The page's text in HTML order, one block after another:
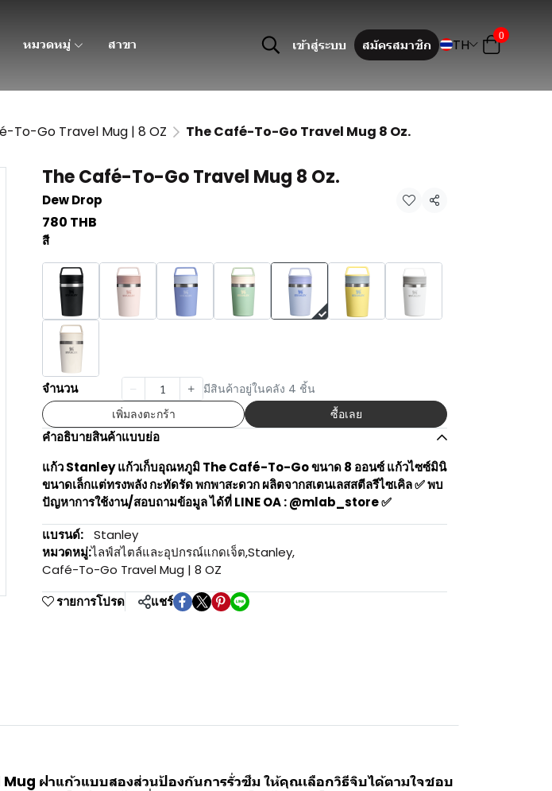
หมวดหมู่ สาขา เข้าสู่ระบบ สมัครสมาชิก TH
0
To-Go Travel Mug | 8 OZ The Café-To-Go Travel Mug 8 Oz.
The Café-To-Go Travel Mug 8 Oz.
Dew Drop แชร์
780 THB
สี
จำนวน
มีสินค้าอยู่ในคลัง 4 ชิ้น
เพิ่มลงตะกร้า
ซื้อเลย
คำอธิบายสินค้าแบบย่อ
แก้ว Stanley แก้วเก็บอุณหภูมิ The Café-To-Go ขนาด 8 ออนซ์ แก้วไซซ์มินิ
ขนาดเล็กแต่ทรงพลัง กะทัดรัด พกพาสะดวก ผลิตจากสเตนเลสสตีลรีไซเคิล ✅ พบ
ปัญหาการใช้งาน/สอบถามข้อมูล ได้ที่ LINE OA : @mlab_store ✅
แบรนด์:
Stanley
หมวดหมู่:ไลฟ์สไตล์และอุปกรณ์แกดเจ็ต,Stanley,
Café-To-Go Travel Mug | 8 OZ
รายการโปรด
แชร์
ฝาแก้วแบบสองส่วนป้องกันการรั่วซึม ให้คุณเลือกวิธีจิบได้ตามใจชอบ